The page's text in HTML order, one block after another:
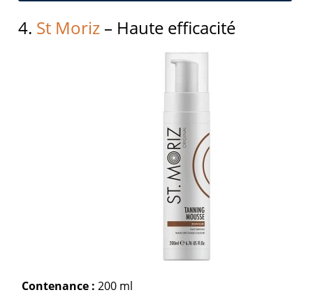
4. St Moriz – Haute efficacité
Contenance :200 ml